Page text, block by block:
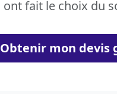
ont fait le choix du
Obtenir mon devis